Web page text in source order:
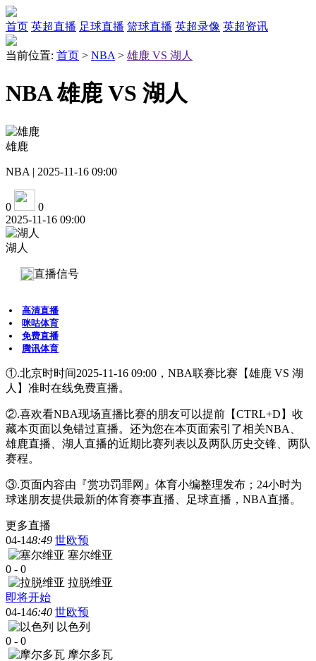
首页 英超直播 足球直播 篮球直播 英超录像 英超资讯
当前位置: 首页 > NBA > 雄鹿 VS 湖人
NBA 雄鹿 VS 湖人
雄鹿
NBA | 2025-11-16 09:00
0
0
2025-11-16 09:00
湖人
直播信号
高清直播
咪咕体育
免费直播
腾讯体育
①.北京时时间2025-11-16 09:00，NBA联赛比赛【雄鹿 VS 湖
人】准时在线免费直播。
②.喜欢看NBA现场直播比赛的朋友可以提前【CTRL+D】收
藏本页面以免错过直播。还为您在本页面索引了相关NBA、
雄鹿直播、湖人直播的近期比赛列表以及两队历史交锋、两队
赛程。
③.页面内容由『赏功罚罪网』体育小编整理发布；24小时为
球迷朋友提供最新的体育赛事直播、足球直播，NBA直播。
更多直播
04-148:49 世欧预
塞尔维亚
0 - 0
拉脱维亚
即将开始
04-146:40 世欧预
以色列
0 - 0
摩尔多瓦